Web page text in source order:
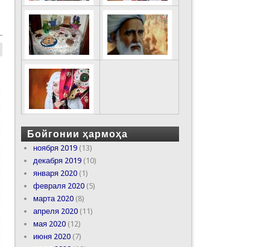
Бойгонии ҳармоҳа
ноября 2019(13)
декабря 2019(10)
января 2020(1)
февраля 2020(5)
марта 2020(8)
апреля 2020(11)
мая 2020(12)
июня 2020(7)